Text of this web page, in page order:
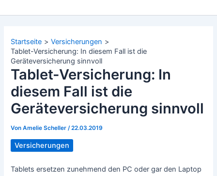
Startseite
Versicherungen
Tablet-Versicherung: In diesem Fall ist die
Geräteversicherung sinnvoll
Tablet-Versicherung: In
diesem Fall ist die
Geräteversicherung sinnvoll
VonAmelie Scheller/22.03.2019
Versicherungen
Tablets ersetzen zunehmend den PC oder gar den Laptop